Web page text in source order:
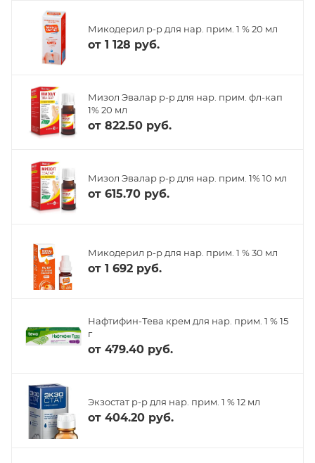
Микодерил р-р для нар. прим. 1 % 20 мл
от 1 128 руб.
Мизол Эвалар р-р для нар. прим. фл-кап
1% 20 мл
от 822.50 руб.
Мизол Эвалар р-р для нар. прим. 1% 10 мл
от 615.70 руб.
Микодерил р-р для нар. прим. 1 % 30 мл
от 1 692 руб.
Нафтифин-Тева крем для нар. прим. 1 % 15
г
от 479.40 руб.
Экзостат р-р для нар. прим. 1 % 12 мл
от 404.20 руб.